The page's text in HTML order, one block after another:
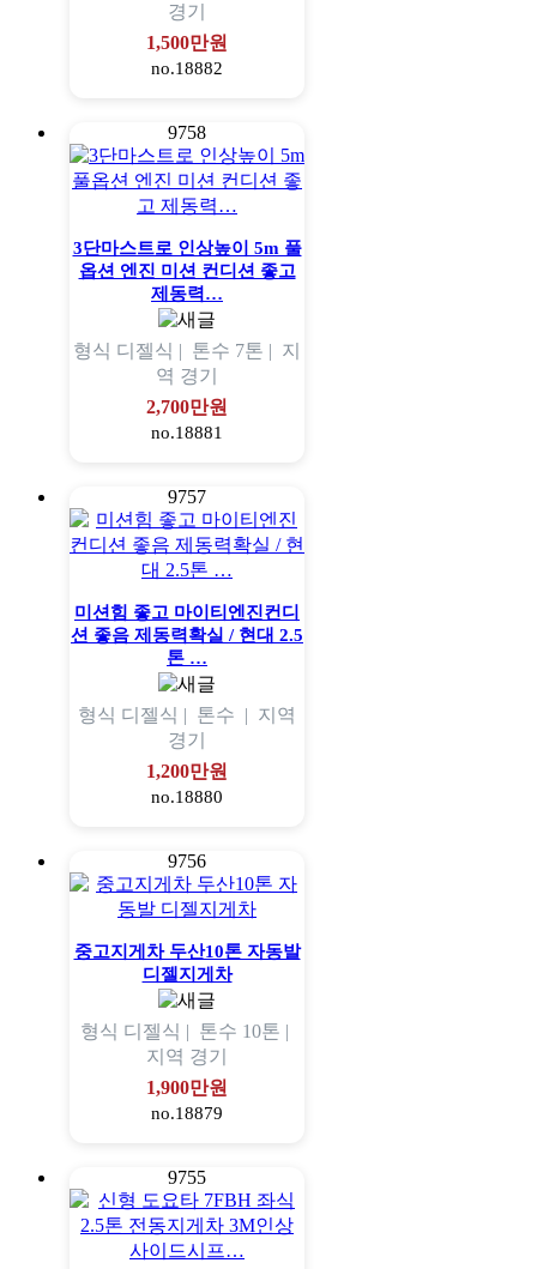
경기
1,500만원
no.18882
9758
3단마스트로 인상높이 5m 풀
옵션 엔진 미션 컨디션 좋고
제동력…
형식 디젤식 | 톤수 7톤 | 지
역 경기
2,700만원
no.18881
9757
미션힘 좋고 마이티엔진컨디
션 좋음 제동력확실 / 현대 2.5
톤 …
형식 디젤식 | 톤수 | 지역
경기
1,200만원
no.18880
9756
중고지게차 두산10톤 자동발
디젤지게차
형식 디젤식 | 톤수 10톤 |
지역 경기
1,900만원
no.18879
9755